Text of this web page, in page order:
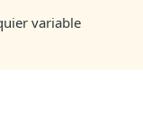
variable